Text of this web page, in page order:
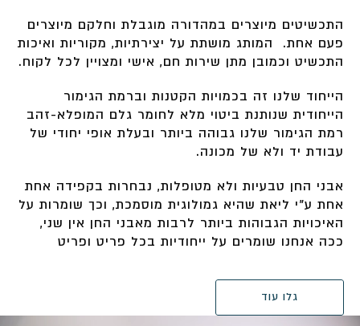
התכשיטים מיוצרים במהדורה מוגבלת וחלקם מיוצרים
פעם אחת. המותג מושתת על יצירתיות, מקוריות ואיכות
התכשיט וכמובן מתן שירות חם, אישי ומצויין לכל לקוח.
הייחוד שלנו זה בכמויות הקטנות וברמת הגימור
הייחודית שנותנת ביטוי מלא לחומר גלם המופלא-זהב
רמת הגימור שלנו גבוהה ביותר ובעלת אופי יחודי של
עבודת יד ולא של מכונה.
אבני החן טבעיות ולא מטופלות, נבחרות בקפידה אחת
אחת ע”י ליאת שהיא גמולוגית מוסמכת, וכך שומרות על
האיכויות הגבוהות ביותר לרבות מאבני החן אין שני,
ככה אנחנו שומרים על ייחודיות בכל פריט ופריט
גלו עוד